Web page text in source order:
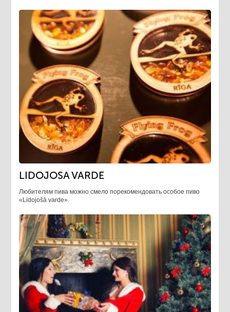
LIDOJOSA VARDE
Любителям пива можно смело порекомендовать особое пиво
«Lidojošā varde».​